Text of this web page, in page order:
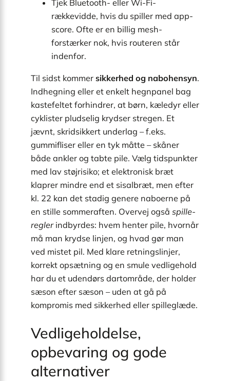
Tjek Bluetooth- eller Wi-Fi-
rækkevidde, hvis du spiller med app-
score. Ofte er en billig mesh-
forstærker nok, hvis routeren står
indenfor.
Til sidst kommer sikkerhed og nabohensyn.
Indhegning eller et enkelt hegnpanel bag
kastefeltet forhindrer, at børn, kæledyr eller
cyklister pludselig krydser stregen. Et
jævnt, skridsikkert underlag – f.eks.
gummifliser eller en tyk måtte – skåner
både ankler og tabte pile. Vælg tidspunkter
med lav støjrisiko; et elektronisk bræt
klaprer mindre end et sisalbræt, men efter
kl. 22 kan det stadig genere naboerne på
en stille sommeraften. Overvej også spil­le­
reg­lerindbyrdes: hvem henter pile, hvornår
må man krydse linjen, og hvad gør man
ved mistet pil. Med klare retningslinjer,
korrekt opsætning og en smule vedligehold
har du et udendørs dartområde, der holder
sæson efter sæson – uden at gå på
kompromis med sikkerhed eller spilleglæde.
Vedligeholdelse,
opbevaring og gode
alternativer